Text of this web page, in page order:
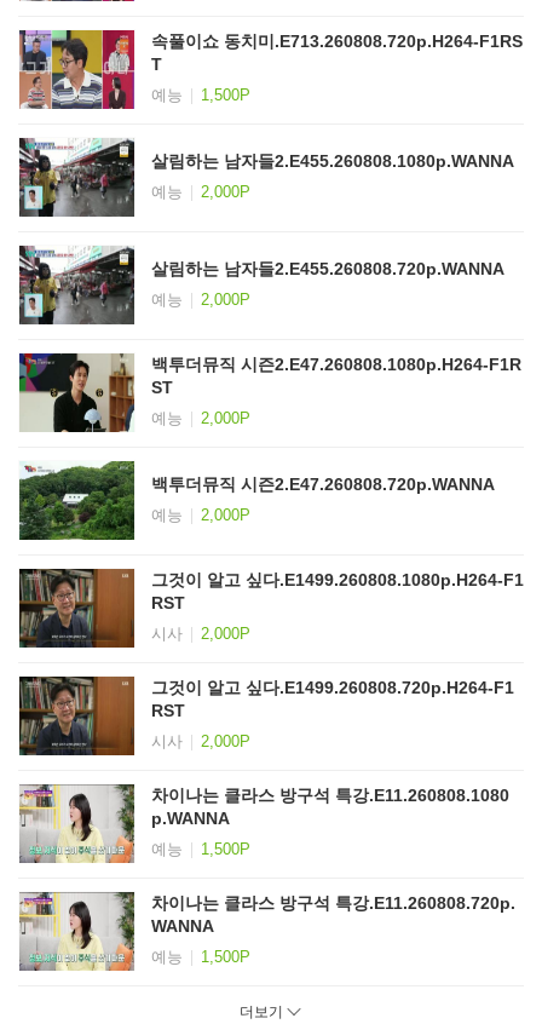
속풀이쇼 동치미.E713.260808.720p.H264-F1RS
T
예능 1,500P
살림하는 남자들2.E455.260808.1080p.WANNA
예능 2,000P
살림하는 남자들2.E455.260808.720p.WANNA
예능 2,000P
백투더뮤직 시즌2.E47.260808.1080p.H264-F1R
ST
예능 2,000P
백투더뮤직 시즌2.E47.260808.720p.WANNA
예능 2,000P
그것이 알고 싶다.E1499.260808.1080p.H264-F1
RST
시사 2,000P
그것이 알고 싶다.E1499.260808.720p.H264-F1
RST
시사 2,000P
차이나는 클라스 방구석 특강.E11.260808.1080
p.WANNA
예능 1,500P
차이나는 클라스 방구석 특강.E11.260808.720p.
WANNA
예능 1,500P
더보기